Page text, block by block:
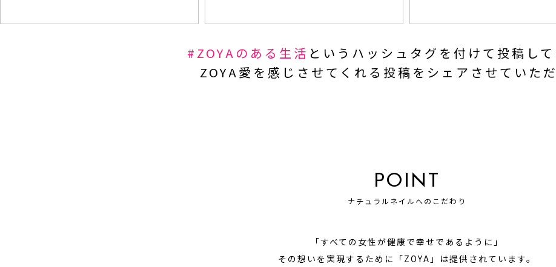
#ZOYAのある生活 という ハッシュタグを付けて投稿して
ZOYA愛を感じさせてくれる投稿を シェアさせていただ
POINT
ナチュラルネイルへのこだわり
「すべての女性が健康で幸せであるように」
その想いを実現するために 「ZOYA」は提供されています。